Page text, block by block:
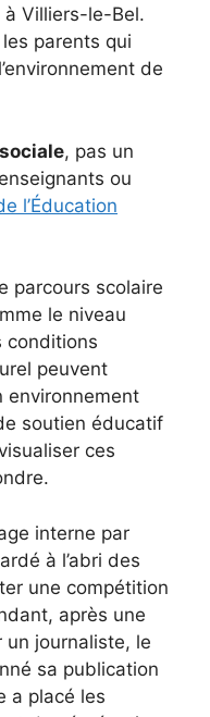
Villiers-le-Bel.
parents qui
de
, pas un
ou
l’Éducation
parcours scolaire
le niveau
conditions
peuvent
environnement
soutien éducatif
ces
interne par
à l’abri des
une compétition
après une
journaliste, le
sa publication
a placé les